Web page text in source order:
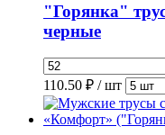
"Горянка"
черные
110.50 ₽ / шт